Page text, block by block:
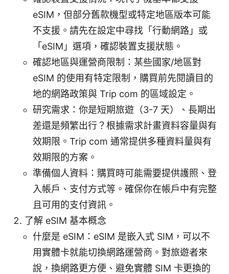
eSIM，但部分舊款機型或特定地區版本可能
不支援。請先在設定中尋找「行動網路」或
「eSIM」選項，確認裝置支援狀態。
確認地區與運營商限制：某些國家/地區對
eSIM 的使用有特定限制，購買前先閱讀目的
地的網路政策與 Trip com 的區域設定。
研究需求：你是短期旅遊（3-7 天）、長期出
差還是頻繁出行？根據需求計畫資料容量與有
效期限。Trip com 通常提供多種資料量與有
效期限的方案。
準備個人資料：購買時可能需要提供護照、登
入帳戶、支付方式等。確保你在帳戶中有完整
且可用的支付資訊。
了解 eSIM 基本概念
什麼是 eSIM：eSIM 是嵌入式 SIM，可以不
用實體卡就能切換網路運營商。對旅遊者來
說，換網路更方便、避免實體 SIM 卡更換的